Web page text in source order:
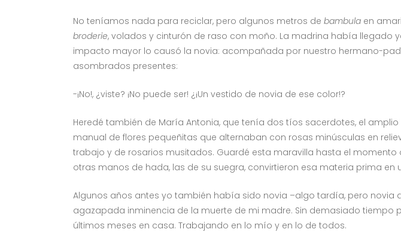
No teníamos nada para reciclar, pero algunos metros de bambula en
broderie, volados y cinturón de raso con moño. La madrina había llegado
impacto mayor lo causó la novia: acompañada por nuestro hermano-
asombrados presentes:
-¡No!, ¿viste? ¡No puede ser! ¿¡Un vestido de novia de ese color!?
Heredé también de María Antonia, que tenía dos tíos sacerdotes, el
manual de flores pequeñitas que alternaban con rosas minúsculas en
trabajo y de rosarios musitados. Guardé esta maravilla hasta el
otras manos de hada, las de su suegra, convirtieron esa materia prima
Algunos años antes yo también había sido novia –algo tardía, pero novia
agazapada inminencia de la muerte de mi madre. Sin demasiado tiempo
últimos meses en casa. Trabajando en lo mío y en lo de todos.